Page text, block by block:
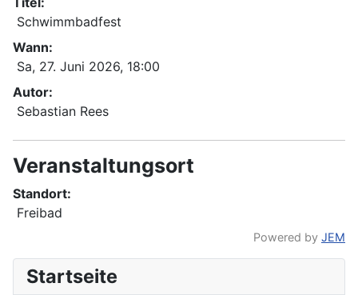
Startseite
Schwimmbadfest
Wann:
Sa, 27. Juni 2026, 18:00
Autor:
Sebastian Rees
Veranstaltungsort
Standort:
Freibad
Powered by JEM